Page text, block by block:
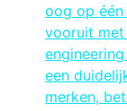
oog op één
vooruit
een
merken,